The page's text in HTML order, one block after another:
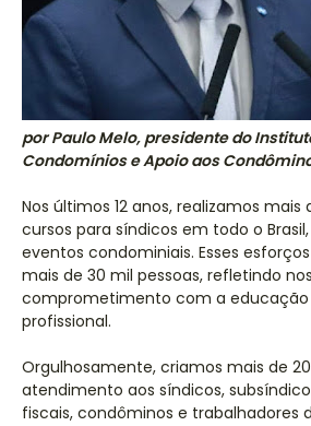
por Paulo Melo, presidente do
Condomínios e Apoio aos
Nos últimos 12 anos, realizamos mais
cursos para síndicos em todo o
eventos condominiais. Esses
mais de 30 mil pessoas, refletindo
comprometimento com a
profissional.
Orgulhosamente, criamos mais de
atendimento aos síndicos,
fiscais, condôminos e trabalhadores